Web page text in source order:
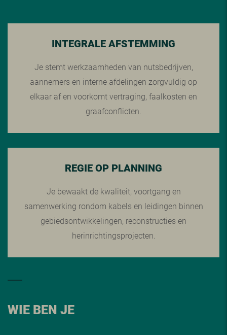
INTEGRALE AFSTEMMING
Je stemt werkzaamheden van nutsbedrijven,
aannemers en interne afdelingen zorgvuldig op
elkaar af en voorkomt vertraging, faalkosten en
graafconflicten.
REGIE OP PLANNING
Je bewaakt de kwaliteit, voortgang en
samenwerking rondom kabels en leidingen binnen
gebiedsontwikkelingen, reconstructies en
herinrichtingsprojecten.
WIE BEN JE